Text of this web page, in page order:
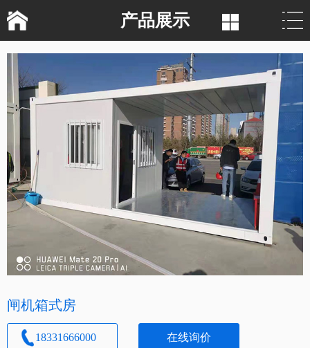
产品展示
闸机箱式房
18331666000 在线询价